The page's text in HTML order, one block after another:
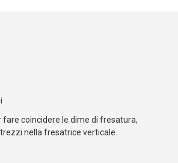
fare coincidere le dime di fresatura,
nella fresatrice verticale.